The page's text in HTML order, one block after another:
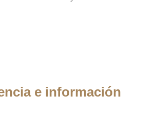
e información